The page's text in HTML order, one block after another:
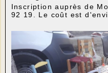
Inscription auprès de
92 19. Le coût est